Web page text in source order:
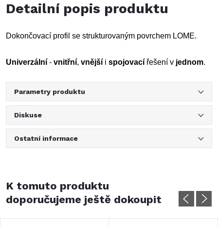
Detailní popis produktu
Dokončovací­ profil se strukturovaným povrchem LOME.
Univerzální - vnitřní, vnější i spojovací řešení v jednom.
Parametry produktu
Diskuse
Ostatní informace
K tomuto produktu
doporučujeme ještě dokoupit